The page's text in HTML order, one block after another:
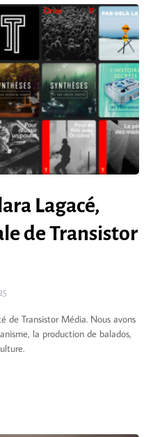
Lagacé,
de Transistor
de Transistor Média. Nous avons
la production de balados,